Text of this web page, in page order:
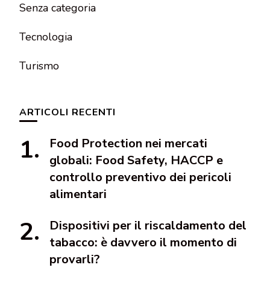
Senza categoria
Tecnologia
Turismo
ARTICOLI RECENTI
Food Protection nei mercati
globali: Food Safety, HACCP e
controllo preventivo dei pericoli
alimentari
Dispositivi per il riscaldamento del
tabacco: è davvero il momento di
provarli?